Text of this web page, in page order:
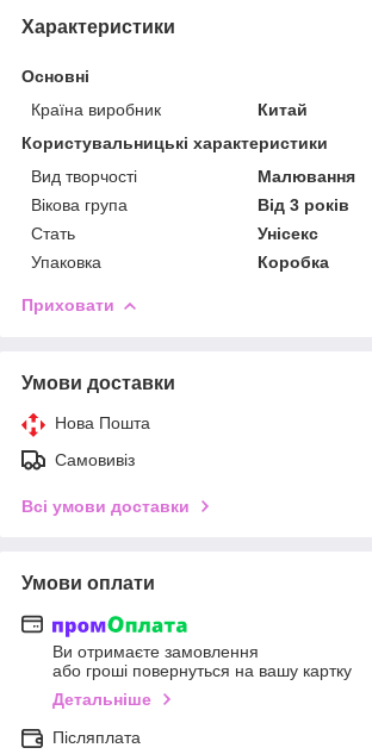
Характеристики
Основні
Країна виробник
Китай
Користувальницькі характеристики
Вид творчості
Малювання
Вікова група
Від 3 років
Стать
Унісекс
Упаковка
Коробка
Приховати
Умови доставки
Нова Пошта
Самовивіз
Всі умови доставки
Умови оплати
Ви отримаєте замовлення
або гроші повернуться на вашу картку
Детальніше
Післяплата